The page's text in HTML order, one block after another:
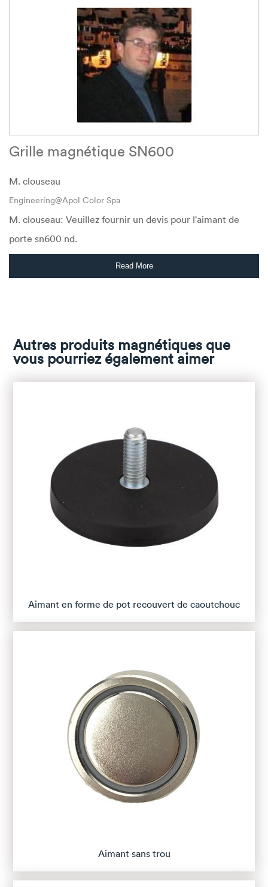
Grille magnétique SN600
M. clouseau
Engineering@Apol Color Spa
M. clouseau: Veuillez fournir un devis pour l'aimant de
porte sn600 nd.
Read More
Autres produits magnétiques que
vous pourriez également aimer
Aimant en forme de pot recouvert de caoutchouc
Aimant sans trou